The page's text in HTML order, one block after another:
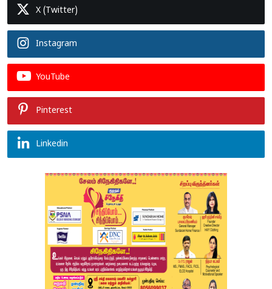
X (Twitter)
Instagram
YouTube
Pinterest
Linkedin